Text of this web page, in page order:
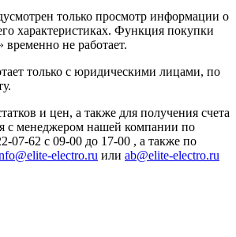
только просмотр информации о
характеристиках. Функция покупки
временно не работает.
только с юридическими лицами, по
и цен, а также для получения счета
с менеджером нашей компании по
07-62 с 09-00 до 17-00 , а также по
electro.ru или ab@elite-electro.ru